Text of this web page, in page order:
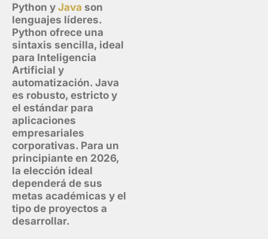
Python y Java son
lenguajes líderes.
Python ofrece una
sintaxis sencilla, ideal
para Inteligencia
Artificial y
automatización. Java
es robusto, estricto y
el estándar para
aplicaciones
empresariales
corporativas. Para un
principiante en 2026,
la elección ideal
dependerá de sus
metas académicas y el
tipo de proyectos a
desarrollar.